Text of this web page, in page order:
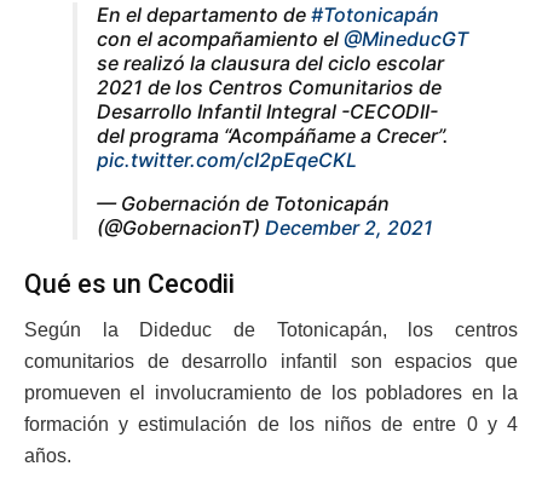
En el departamento de #Totonicapán
con el acompañamiento el @MineducGT
se realizó la clausura del ciclo escolar
2021 de los Centros Comunitarios de
Desarrollo Infantil Integral -CECODII-
del programa “Acompáñame a Crecer”.
pic.twitter.com/cI2pEqeCKL
— Gobernación de Totonicapán
(@GobernacionT) December 2, 2021
Qué es un Cecodii
Según la Dideduc de Totonicapán, los centros
comunitarios de desarrollo infantil son espacios que
promueven el involucramiento de los pobladores en la
formación y estimulación de los niños de entre 0 y 4
años.